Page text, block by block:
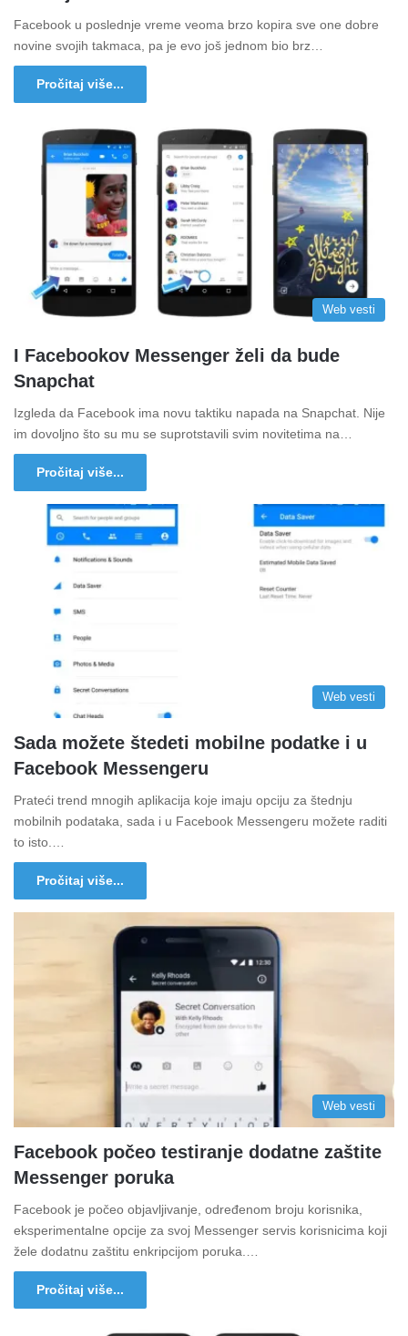
Facebook u poslednje vreme veoma brzo kopira sve one dobre
novine svojih takmaca, pa je evo još jednom bio brz…
Pročitaj više...
Web vesti
I Facebookov Messenger želi da bude
Snapchat
Izgleda da Facebook ima novu taktiku napada na Snapchat. Nije
im dovoljno što su mu se suprotstavili svim novitetima na…
Pročitaj više...
Web vesti
Sada možete štedeti mobilne podatke i u
Facebook Messengeru
Prateći trend mnogih aplikacija koje imaju opciju za štednju
mobilnih podataka, sada i u Facebook Messengeru možete raditi
to isto.…
Pročitaj više...
Web vesti
Facebook počeo testiranje dodatne zaštite
Messenger poruka
Facebook je počeo objavljivanje, određenom broju korisnika,
eksperimentalne opcije za svoj Messenger servis korisnicima koji
žele dodatnu zaštitu enkripcijom poruka.…
Pročitaj više...